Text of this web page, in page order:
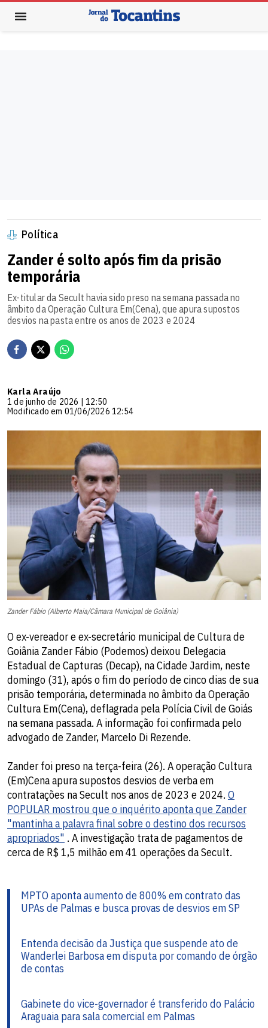
Política
Zander é solto após fim da prisão
temporária
Ex-titular da Secult havia sido preso na semana passada no
âmbito da Operação Cultura Em(Cena), que apura supostos
desvios na pasta entre os anos de 2023 e 2024
Karla Araújo
1 de junho de 2026 | 12:50
Modificado em 01/06/2026 12:54
Zander Fábio (Alberto Maia/Câmara Municipal de Goiânia)
O ex-vereador e ex-secretário municipal de Cultura de
Goiânia Zander Fábio (Podemos) deixou Delegacia
Estadual de Capturas (Decap), na Cidade Jardim, neste
domingo (31), após o fim do período de cinco dias de sua
prisão temporária, determinada no âmbito da Operação
Cultura Em(Cena), deflagrada pela Polícia Civil de Goiás
na semana passada. A informação foi confirmada pelo
advogado de Zander, Marcelo Di Rezende.
Zander foi preso na terça-feira (26). A operação Cultura
(Em)Cena apura supostos desvios de verba em
contratações na Secult nos anos de 2023 e 2024. O
POPULAR mostrou que o inquérito aponta que Zander
"mantinha a palavra final sobre o destino dos recursos
apropriados" . A investigação trata de pagamentos de
cerca de R$ 1,5 milhão em 41 operações da Secult.
MPTO aponta aumento de 800% em contrato das
UPAs de Palmas e busca provas de desvios em SP
Entenda decisão da Justiça que suspende ato de
Wanderlei Barbosa em disputa por comando de órgão
de contas
Gabinete do vice-governador é transferido do Palácio
Araguaia para sala comercial em Palmas